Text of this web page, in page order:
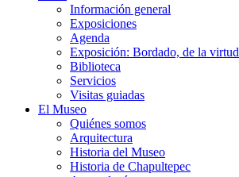
Información general
Exposiciones
Agenda
Exposición: Bordado, de la virtud
Biblioteca
Servicios
Visitas guiadas
El Museo
Quiénes somos
Arquitectura
Historia del Museo
Historia de Chapultepec